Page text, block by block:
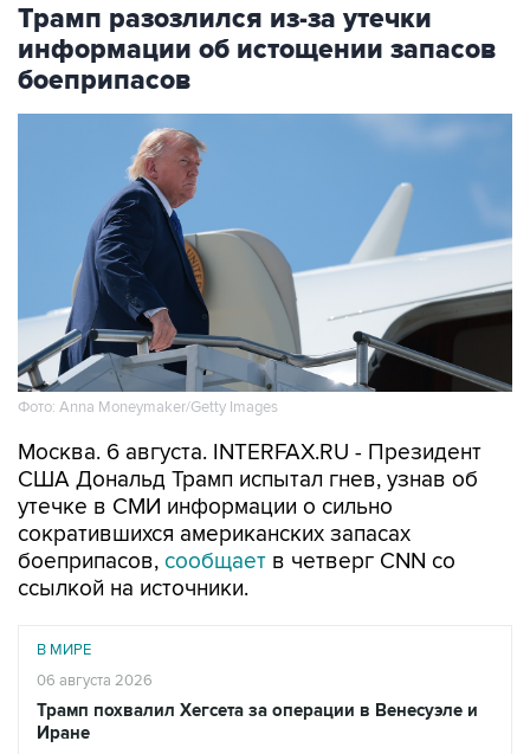
Трамп разозлился из-за утечки
информации об истощении запасов
боеприпасов
Фото: Anna Moneymaker/Getty Images
Москва. 6 августа. INTERFAX.RU - Президент
США Дональд Трамп испытал гнев, узнав об
утечке в СМИ информации о сильно
сократившихся американских запасах
боеприпасов, сообщает в четверг CNN со
ссылкой на источники.
В МИРЕ
06 августа 2026
Трамп похвалил Хегсета за операции в Венесуэле и
Иране